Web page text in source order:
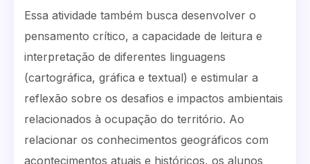
Essa atividade também busca desenvolver o
pensamento crítico, a capacidade de leitura e
interpretação de diferentes linguagens
(cartográfica, gráfica e textual) e estimular a
reflexão sobre os desafios e impactos ambientais
relacionados à ocupação do território. Ao
relacionar os conhecimentos geográficos com
acontecimentos atuais e históricos, os alunos